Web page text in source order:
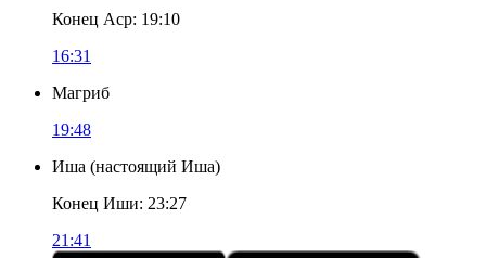
Конец Аср: 19:10
16:31
Магриб
19:48
Иша (настоящий Иша)
Конец Иши: 23:27
21:41